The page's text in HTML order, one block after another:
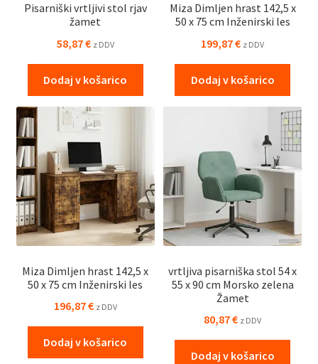
Pisarniški vrtljivi stol rjav
žamet
58,87€ z DDV
Dodaj v košarico
Miza Dimljen hrast 142,5 x
50 x 75 cm Inženirski les
199,87€ z DDV
Dodaj v košarico
Miza Dimljen hrast 142,5 x
50 x 75 cm Inženirski les
196,87€ z DDV
Dodaj v košarico
vrtljiva pisarniška stol 54 x
55 x 90 cm Morsko zelena
Žamet
80,87€ z DDV
Dodaj v košarico